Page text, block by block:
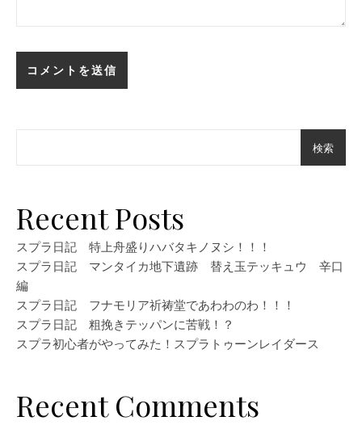
検索
Recent Posts
スプラ日記 特上舟盛りハバタキノヌシ！！！
スプラ日記 マンタイカ地下遺跡 替え玉テッキュウ 辛口
編
スプラ日記 フナモリア祈祷堂であわわのわ！！！
スプラ日記 粗挽きテッパンに苦戦！？
スプラ初心者がやってみた！スプラトゥーンレイダース
Recent Comments